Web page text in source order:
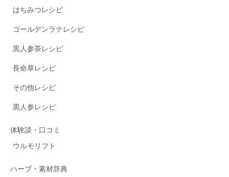
はちみつレシピ
ゴールデンラテレシピ
黒人参茶レシピ
長命草レシピ
その他レシピ
黒人参レシピ
体験談・口コミ
ウルモリフト
ハーブ・素材辞典